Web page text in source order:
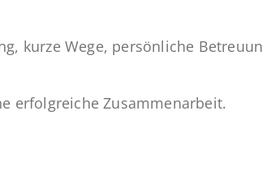
kurze Wege, persönliche
erfolgreiche Zusammenarbeit.